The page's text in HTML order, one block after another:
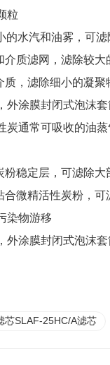
粒
的水汽和油雾，可
介质滤网，滤除较
质，滤除细小的凝聚
外涂膜封闭式泡沫套
炭通常可吸收的油
粉稳定层，可滤除大
合微精活性炭粉，可
染物游移
外涂膜封闭式泡沫
芯SLAF-25HC/A滤芯